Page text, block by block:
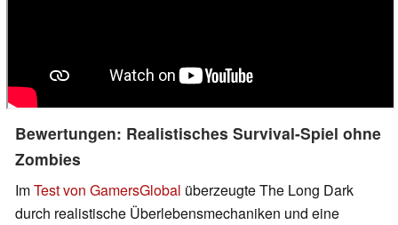
Bewertungen: Realistisches Survival-Spiel ohne
Zombies
ImTest von GamersGlobal überzeugte The Long Dark
durch realistische Überlebensmechaniken und eine